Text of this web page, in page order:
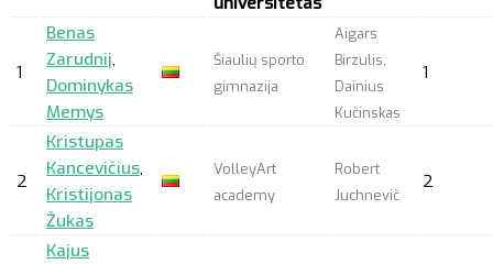
1
Benas
Zarudnij,
Dominykas
Memys
Šiaulių sporto
gimnazija
Aigars
Birzulis,
Dainius
Kučinskas
1
2
Kristupas
Kancevičius,
Kristijonas
Žukas
VolleyArt
academy
Robert
Juchnevič
2
Kajus